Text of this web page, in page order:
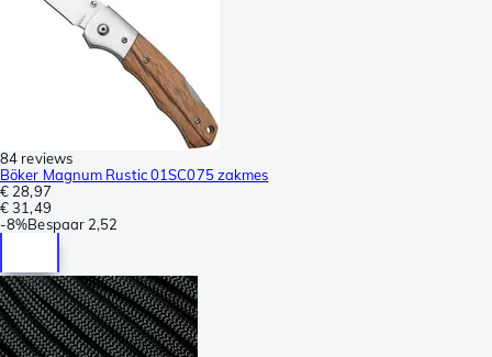
84 reviews
Böker Magnum Rustic 01SC075 zakmes
€ 28,97
€ 31,49
-8%Bespaar 2,52